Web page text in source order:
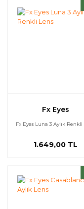
Fx Eyes
Fx Eyes Luna 3 Aylık Renkli
1.649,00 TL